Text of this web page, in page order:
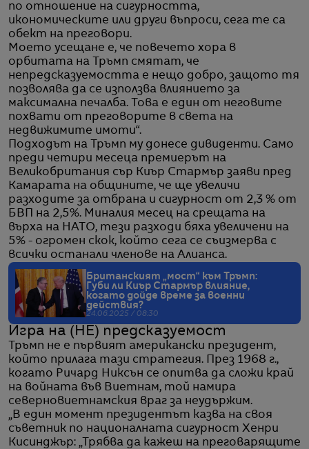
по отношение на сигурността,
икономическите или други въпроси, сега те са
обект на преговори.
Моето усещане е, че повечето хора в
орбитата на Тръмп смятат, че
непредсказуемостта е нещо добро, защото тя
позволява да се използва влиянието за
максимална печалба. Това е един от неговите
похвати от преговорите в света на
недвижимите имоти“.
Подходът на Тръмп му донесе дивиденти. Само
преди четири месеца премиерът на
Великобритания сър Киър Стармър заяви пред
Камарата на общините, че ще увеличи
разходите за отбрана и сигурност от 2,3 % от
БВП на 2,5%. Миналия месец на срещата на
върха на НАТО, тези разходи бяха увеличени на
5% - огромен скок, който сега се съизмерва с
всички останали членове на Алианса.
Британският „мост“ към Тръмп:
Губи ли Киър Стармър влияние,
когато дойде време за военни
действия?
24.06.2025 / 08:30
Игра на (НЕ) предсказуемост
Тръмп не е първият американски президент,
който прилага тази стратегия. През 1968 г.,
когато Ричард Никсън се опитва да сложи край
на войната във Виетнам, той намира
северновиетнамския враг за неудържим.
„В един момент президентът казва на своя
съветник по националната сигурност Хенри
Кисинджър: „Трябва да кажеш на преговарящите